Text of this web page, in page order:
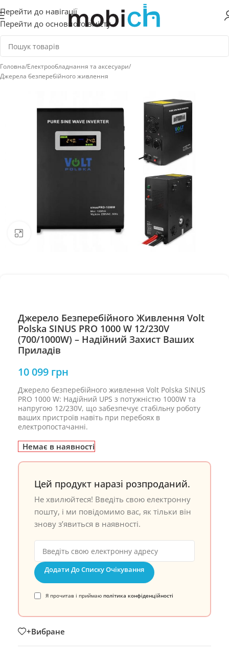
Перейти до навігації
Перейти до основного вмісту
Головна/Електрообладнання та аксесуари/
Джерела безперебійного живлення
Натисніть, щоб збільшити
Джерело Безперебійного Живлення Volt
Polska SINUS PRO 1000 W 12/230V
(700/1000W) – Надійний Захист Ваших
Приладів
10 099 грн
Джерело безперебійного живлення Volt Polska SINUS
PRO 1000 W: Надійний UPS з потужністю 1000W та
напругою 12/230V, що забезпечує стабільну роботу
ваших пристроїв навіть при перебоях в
електропостачанні.
Немає в наявності
Цей продукт наразі розпроданий.
Не хвилюйтеся! Введіть свою електронну
пошту, і ми повідомимо вас, як тільки він
знову з’явиться в наявності.
Додати До Списку Очікування
Я прочитав і приймаю політика конфіденційності
+Вибране